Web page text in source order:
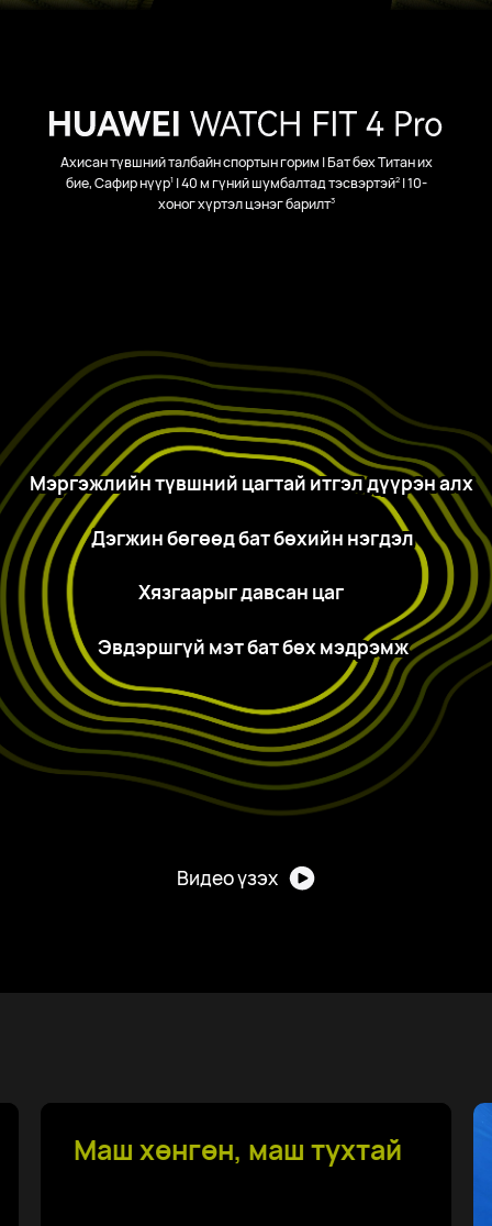
Ахисан түвшний талбайн спортын горим | Бат бөх Титан их
бие, Сафир нүүр1|40 м гүний шумбалтад тэсвэртэй2| 10-
хоног хүртэл цэнэг барилт3
Мэргэжлийн түвшний цагтай итгэл дүүрэн алх
Дэгжин бөгөөд бат бөхийн нэгдэл
Хязгаарыг давсан цаг
Эвдэршгүй мэт бат бөх мэдрэмж
Видео үзэх
Ахисан түвшний талбайн